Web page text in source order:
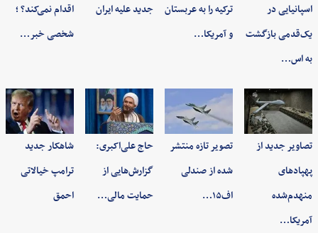
اسپانیایی در
یک‌قدمی بازگشت
به اس…
ترکیه را به عربستان
و آمریکا…
جدید علیه ایران
اقدام نمی‌کند؟ ؛
شخصی خبر…
تصاویر جدید از
پهپادهای
منهدم‌شده
آمریکا…
تصویر تازه منتشر
شده از صندلی
اف۱۵…
حاج علی‌اکبری:
گزارش‌هایی از
حمایت مالی…
شاهکار جدید
ترامپ خیالاتی
احمق